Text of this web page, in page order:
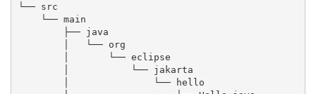
└── src